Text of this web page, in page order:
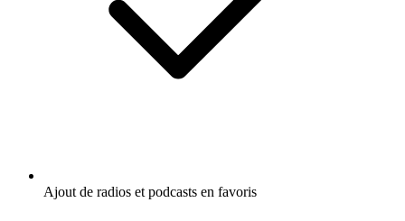
Ajout de radios et podcasts en favoris